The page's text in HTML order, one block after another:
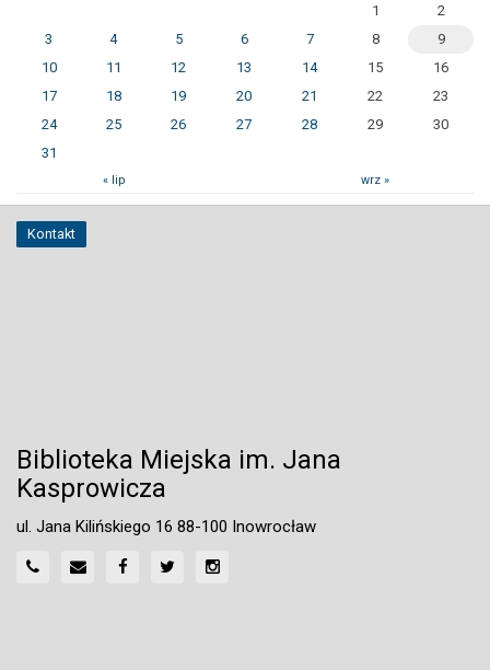
1
2
3
4 5 6 7 8
9
10
11 12 13 14 15
16
17
18 19 20 21 22
23
24
25 26 27 28 29
30
31
« lip wrz »
Kontakt
Biblioteka Miejska im. Jana
Kasprowicza
ul. Jana Kilińskiego 16 88-100 Inowrocław